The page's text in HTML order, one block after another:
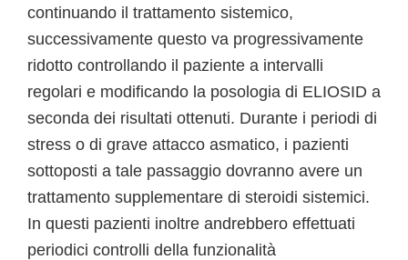
continuando il trattamento sistemico,
successivamente questo va progressivamente
ridotto controllando il paziente a intervalli
regolari e modificando la posologia di ELIOSID a
seconda dei risultati ottenuti. Durante i periodi di
stress o di grave attacco asmatico, i pazienti
sottoposti a tale passaggio dovranno avere un
trattamento supplementare di steroidi sistemici.
In questi pazienti inoltre andrebbero effettuati
periodici controlli della funzionalità